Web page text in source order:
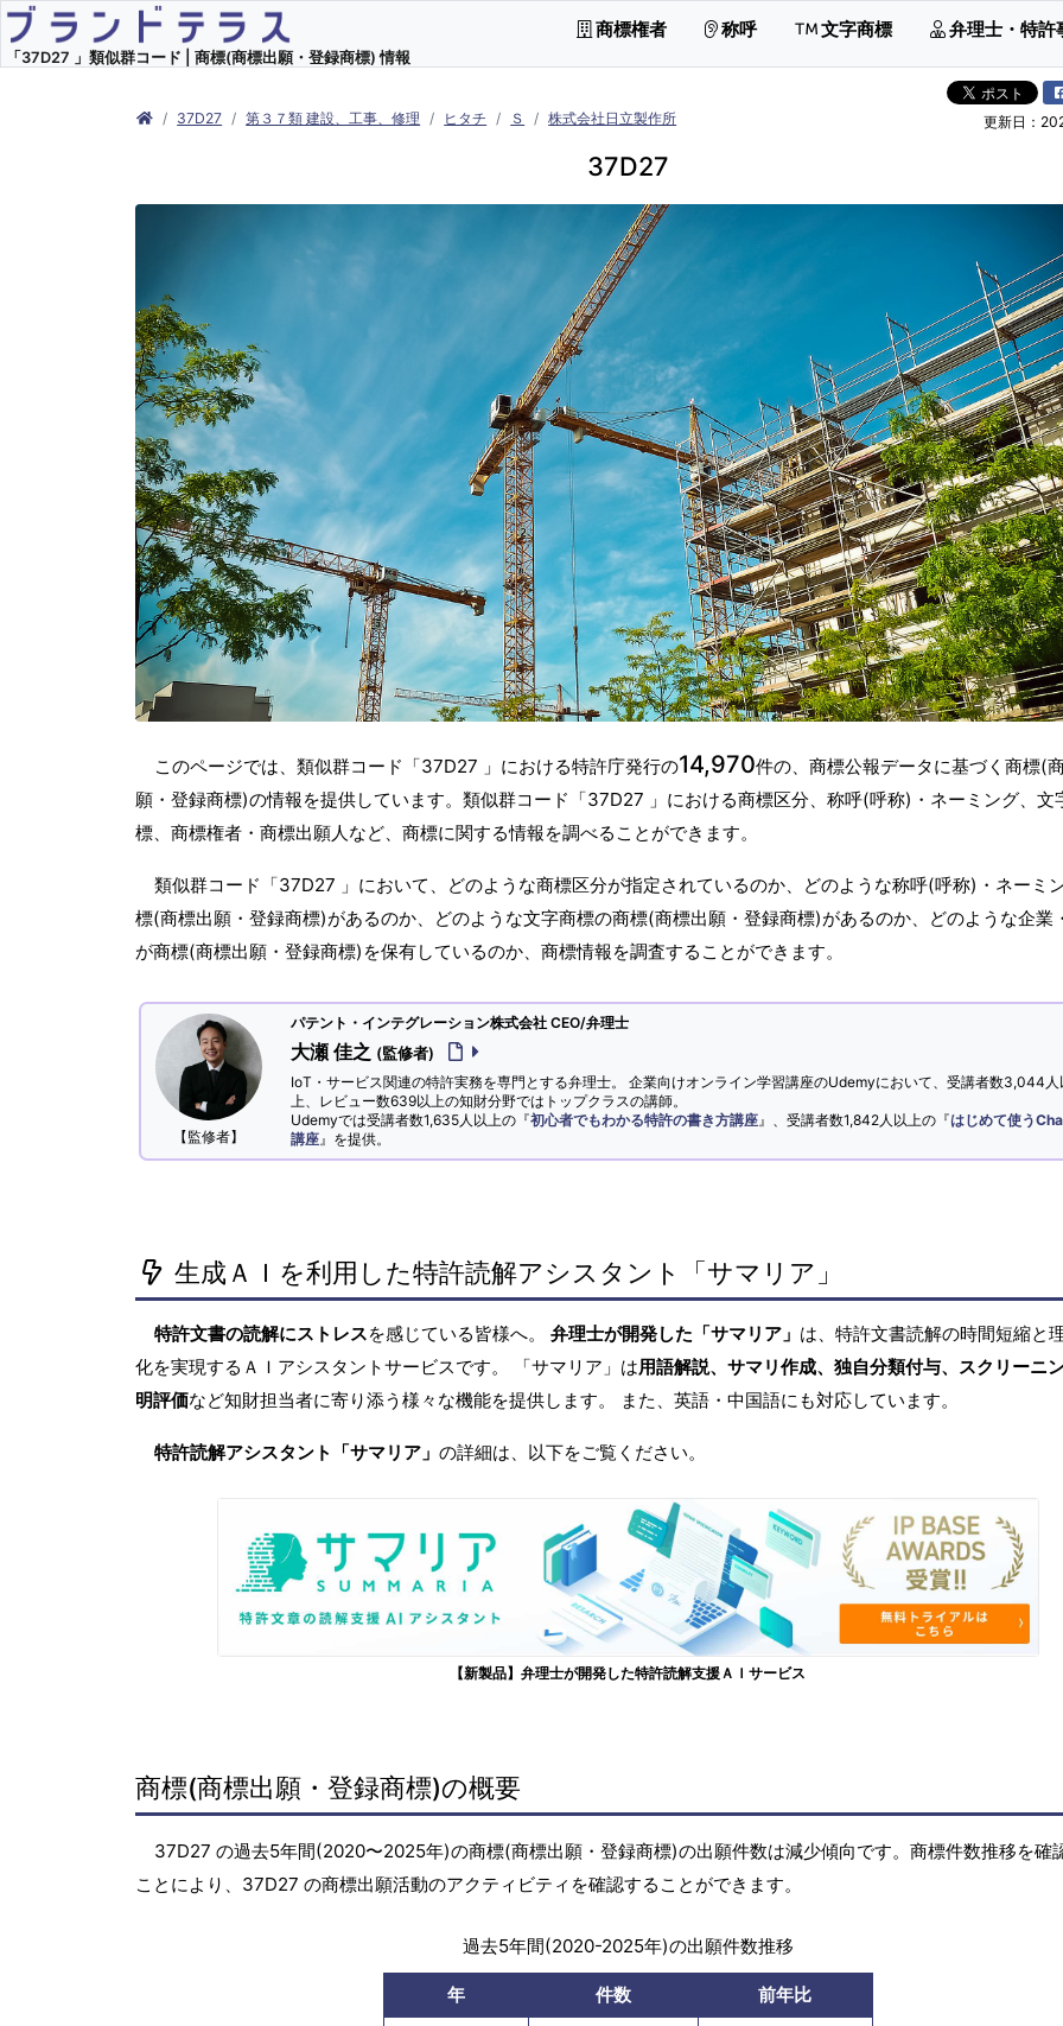
「37D27 」類似群コード | 商標(商標出願・登録商標) 情報
商標権者 称呼 文字商標 弁理士・特許
37D27 第３７類 建設、工事、修理 ヒタチ Ｓ 株式会社日立製作所 更新日：
37D27
このページでは、類似群コード「37D27 」における特許庁発行の14,970件の、商標公報データに基づく商標(
願・登録商標)の情報を提供しています。類似群コード「37D27 」における商標区分、称呼(呼称)・ネーミング、文
標、商標権者・商標出願人など、商標に関する情報を調べることができます。
類似群コード「37D27 」において、どのような商標区分が指定されているのか、どのような称呼(呼称)・ネーミ
標(商標出願・登録商標)があるのか、どのような文字商標の商標(商標出願・登録商標)があるのか、どのような企業
が商標(商標出願・登録商標)を保有しているのか、商標情報を調査することができます。
【監修者】
パテント・インテグレーション株式会社 CEO/弁理士
大瀬 佳之 (監修者)
IoT・サービス関連の特許実務を専門とする弁理士。 企業向けオンライン学習講座のUdemyにおいて、受講者数3,044人
上、レビュー数639以上の知財分野ではトップクラスの講師。
Udemyでは受講者数1,635人以上の『初心者でもわかる特許の書き方講座 』、受講者数1,842人以上の『はじめて使う
講座 』を提供。
生成ＡＩを利用した特許読解アシスタント「サマリア」
特許文書の読解にストレスを感じている皆様へ。 弁理士が開発した「サマリア」 は、特許文書読解の時間短縮と
化を実現するＡＩアシスタントサービスです。 「サマリア」は用語解説、サマリ作成、独自分類付与、スクリーニ
明評価など知財担当者に寄り添う様々な機能を提供します。 また、英語・中国語にも対応しています。
特許読解アシスタント「サマリア」 の詳細は、以下をご覧ください。
【新製品】弁理士が開発した特許読解支援ＡＩサービス
商標(商標出願・登録商標)の概要
37D27 の過去5年間(2020〜2025年)の商標(商標出願・登録商標)の出願件数は減少傾向です。商標件数推移を確
ことにより、37D27 の商標出願活動のアクティビティを確認することができます。
過去5年間(2020-2025年)の出願件数推移
年 件数
前年比